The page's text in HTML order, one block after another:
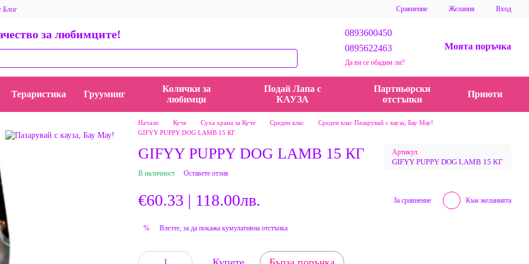
Блог
истории и идеи
AppStore BauMauZoo iOS приложение
Сравнение Желания Вход
за любимците!
0893600450
0895622463
Да ви се обадим ли?
Моята поръчка
Тераристика Грууминг
Колички за
любимци
Подай Лапа с
КАУЗА
Партньорски
отстъпки
Приюти
Начало Куче Суха храна за Куче Среден клас
Среден клас Пазарувай с кауза, Бау Мау!
GIFYY PUPPY DOG LAMB 15 КГ
GIFYY PUPPY DOG LAMB 15 КГ Артикул
GIFYY PUPPY DOG LAMB 15 КГ
В наличност Оставете отзив
€60.33 | 118.00лв. За сравнение Към желанията
% Влезте , за да покажа кумулативна отстъпка